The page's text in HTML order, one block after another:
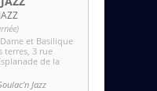
et Basilique
terres , 3 rue
de la
Jazz